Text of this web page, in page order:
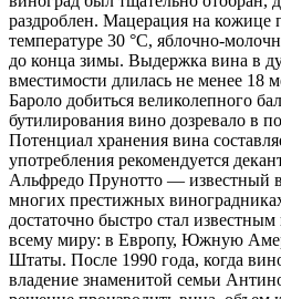
раздроблен. Мацерация на кожице
температуре 30 °C, яблочно-
до конца зимы. Выдержка вина в
вместимости длилась не менее 18
Бароло добиться великолепного
бутилирования вино дозревало в
Потенциал хранения вина
употребления рекомендуется
Альфредо Прунотто — известный
многих престижных
достаточно быстро стал
всему миру: в Европу, Южную
Штаты. После 1990 года, когда
владение знаменитой семьи